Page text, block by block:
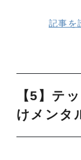
記事を
【5】テ
けメンタ